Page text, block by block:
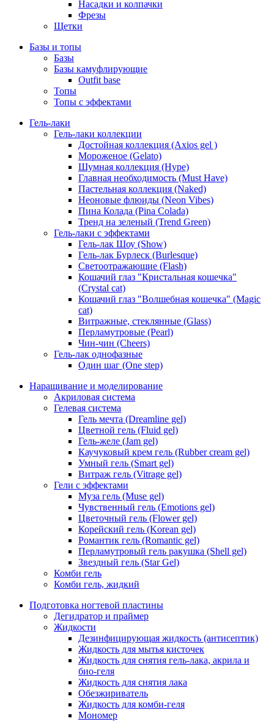
Насадки и колпачки
Фрезы
Щетки
Базы и топы
Базы
Базы камуфлирующие
Outfit base
Топы
Топы с эффектами
Гель-лаки
Гель-лаки коллекции
Достойная коллекция (Axios gel )
Мороженое (Gelato)
Шумная коллекция (Hype)
Главная необходимость (Must Have)
Пастельная коллекция (Naked)
Неоновые флюиды (Neon Vibes)
Пина Колада (Pina Colada)
Тренд на зеленый (Trend Green)
Гель-лаки с эффектами
Гель-лак Шоу (Show)
Гель-лак Бурлеск (Burlesque)
Светоотражающие (Flash)
Кошачий глаз "Кристальная кошечка"
(Crystal cat)
Кошачий глаз "Волшебная кошечка" (Magic
cat)
Витражные, стеклянные (Glass)
Перламутровые (Pearl)
Чин-чин (Cheers)
Гель-лак однофазные
Один шаг (One step)
Наращивание и моделирование
Акриловая система
Гелевая система
Гель мечта (Dreamline gel)
Цветной гель (Fluid gel)
Гель-желе (Jam gel)
Каучуковый крем гель (Rubber cream gel)
Умный гель (Smart gel)
Витраж гель (Vitrage gel)
Гели с эффектами
Муза гель (Muse gel)
Чувственный гель (Emotions gel)
Цветочный гель (Flower gel)
Корейский гель (Korean gel)
Романтик гель (Romantic gel)
Перламутровый гель ракушка (Shell gel)
Звездный гель (Star Gel)
Комби гель
Комби гель, жидкий
Подготовка ногтевой пластины
Дегидратор и праймер
Жидкости
Дезинфицирующая жидкость (антисептик)
Жидкость для мытья кисточек
Жидкость для снятия гель-лака, акрила и
био-геля
Жидкость для снятия лака
Обезжириватель
Жидкость для комби-геля
Мономер